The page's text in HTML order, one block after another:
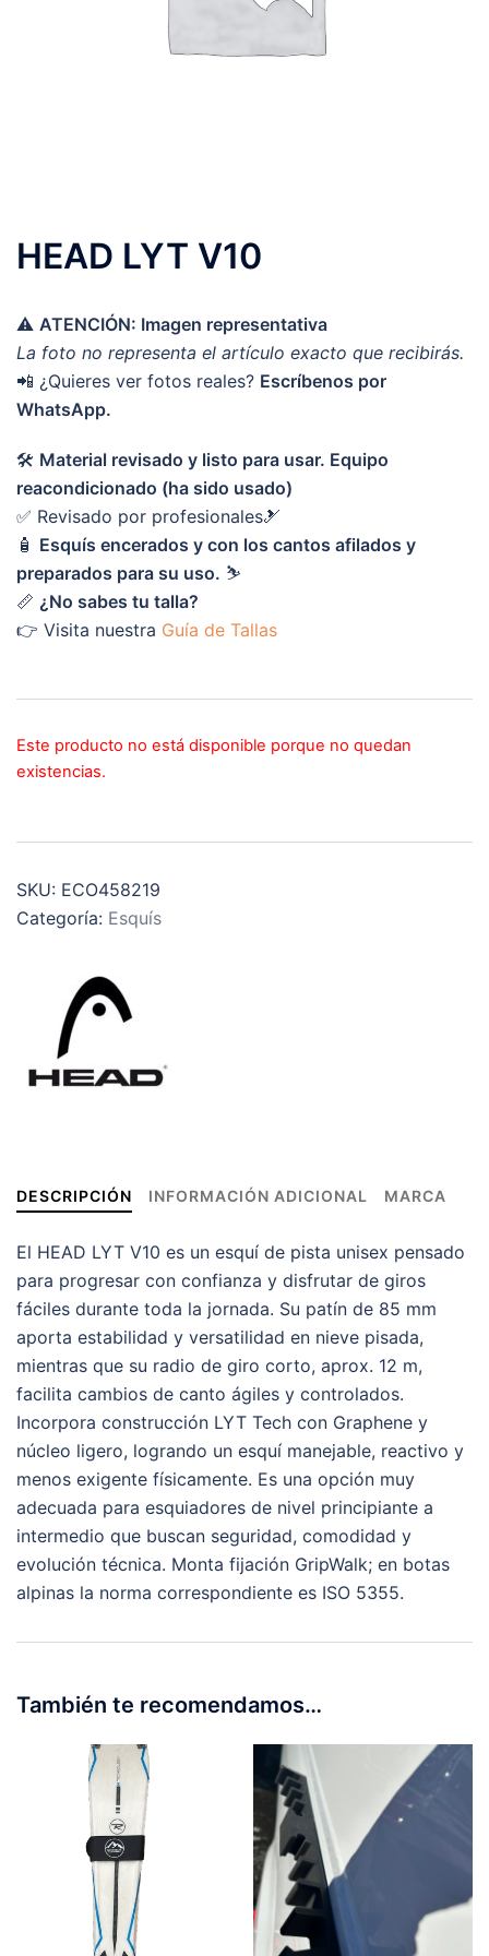
HEAD LYT V10
⚠️ ATENCIÓN: Imagen representativa
La foto no representa el artículo exacto que recibirás.
📲 ¿Quieres ver fotos reales? Escríbenos por
WhatsApp.
🛠️ Material revisado y listo para usar. Equipo
reacondicionado (ha sido usado)
✅ Revisado por profesionales🎿
🧴 Esquís encerados y con los cantos afilados y
preparados para su uso. ⛷️
📏 ¿No sabes tu talla?
👉 Visita nuestra Guía de Tallas
Este producto no está disponible porque no quedan
existencias.
SKU: ECO458219
Categoría: Esquís
DESCRIPCIÓN INFORMACIÓN ADICIONAL MARCA
El HEAD LYT V10 es un esquí de pista unisex pensado
para progresar con confianza y disfrutar de giros
fáciles durante toda la jornada. Su patín de 85 mm
aporta estabilidad y versatilidad en nieve pisada,
mientras que su radio de giro corto, aprox. 12 m,
facilita cambios de canto ágiles y controlados.
Incorpora construcción LYT Tech con Graphene y
núcleo ligero, logrando un esquí manejable, reactivo y
menos exigente físicamente. Es una opción muy
adecuada para esquiadores de nivel principiante a
intermedio que buscan seguridad, comodidad y
evolución técnica. Monta fijación GripWalk; en botas
alpinas la norma correspondiente es ISO 5355.
También te recomendamos…